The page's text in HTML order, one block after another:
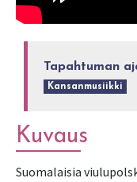
Tapahtuman
Kansanmusiikki
Kuvaus
Suomalaisia